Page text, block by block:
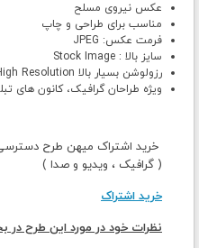
عکس نیروی مسلح
مناسب برای طراحی و چاپ
فرمت عکس: JPEG
سایز بالا : Stock Image
رزولوشن بسیار بالا High Resolution
ویژه طراحان گرافیک، کانون های
خرید اشتراک میهن طرح
( گرافیک ، ویدیو و صدا )
خرید اشتراک
نظرات خود در مورد این طرح در